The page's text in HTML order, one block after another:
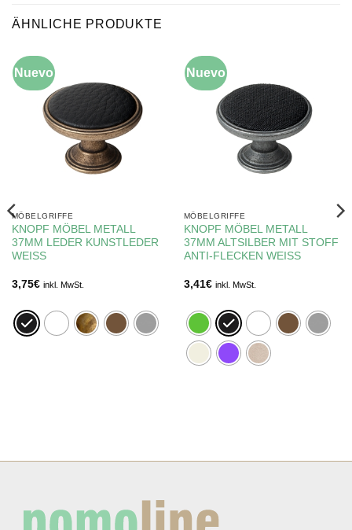
ÄHNLICHE PRODUKTE
Nuevo
MÖBELGRIFFE
KNOPF MÖBEL METALL
37MM LEDER KUNSTLEDER
WEISS
3,75€ inkl. MwSt.
Nuevo
MÖBELGRIFFE
KNOPF MÖBEL METALL
37MM ALTSILBER MIT STOFF
ANTI-FLECKEN WEISS
3,41€ inkl. MwSt.